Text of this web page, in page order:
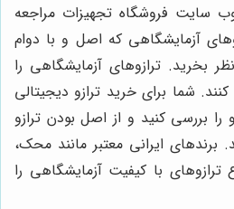
سایت فروشگاه تجهیزات مراجعه
آزمایشگاهی که اصل و با دوام
بخرید. ترازوهای آزمایشگاهی را
شما برای خرید ترازو دیجیتالی
را بررسی کنید و از اصل بودن ترازو
برندهای ایرانی معتبر مانند محک،
ترازوهای با کیفیت آزمایشگاهی را